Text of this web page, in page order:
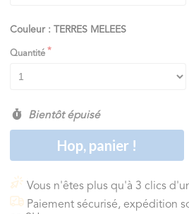
Couleur : TERRES MELEES
Quantité
Bientôt épuisé
Hop, panier !
Vous n'êtes plus qu'à 3 clics
Paiement sécurisé, expédition